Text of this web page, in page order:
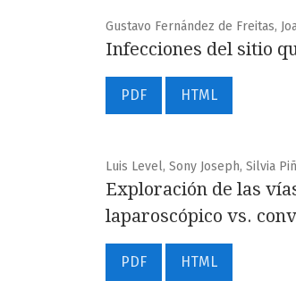
Gustavo Fernández de Freitas,
Infecciones del sitio
PDF HTML
Luis Level, Sony Joseph, Silvia
Exploración de las
laparoscópico vs.
PDF HTML